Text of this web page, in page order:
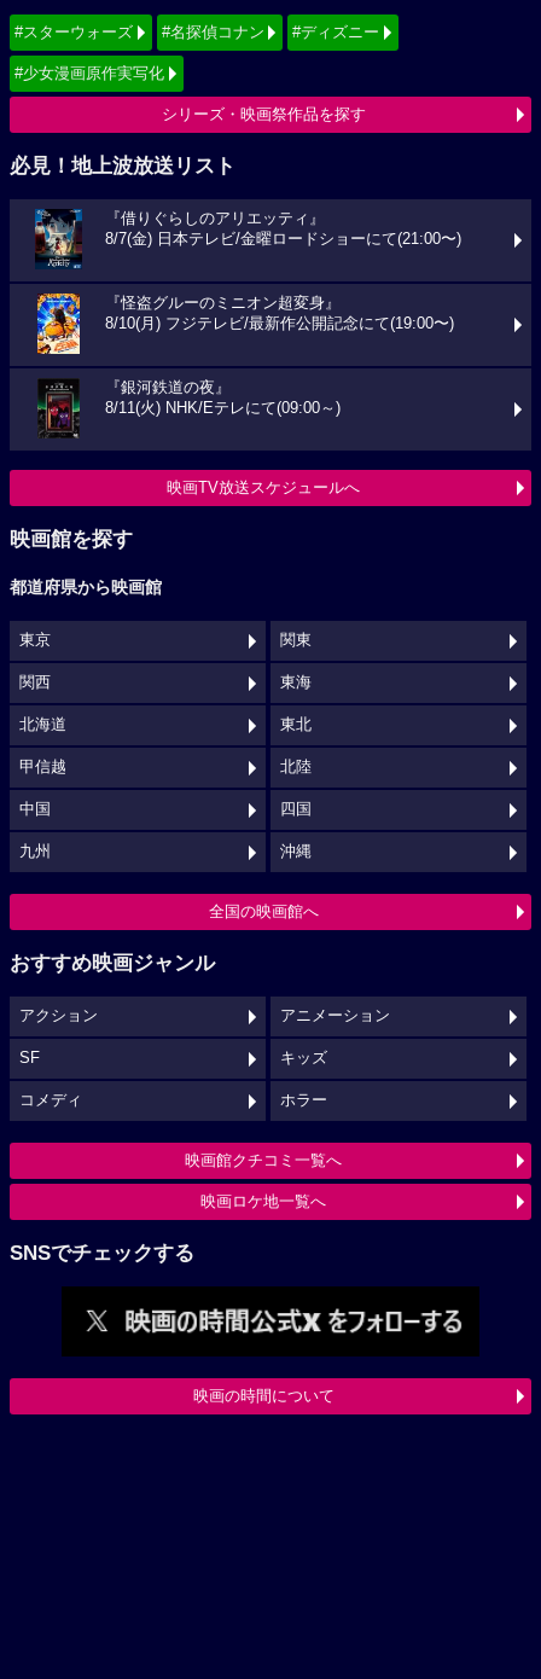
#スターウォーズ #名探偵コナン #ディズニー
#少女漫画原作実写化
シリーズ・映画祭作品を探す
必見！地上波放送リスト
『借りぐらしのアリエッティ』
8/7(金) 日本テレビ/金曜ロードショーにて(21:00〜)
『怪盗グルーのミニオン超変身』
8/10(月) フジテレビ/最新作公開記念にて(19:00〜)
『銀河鉄道の夜』
8/11(火) NHK/Eテレにて(09:00～)
映画TV放送スケジュールへ
映画館を探す
都道府県から映画館
東京 関東
関西 東海
北海道 東北
甲信越 北陸
中国 四国
九州 沖縄
全国の映画館へ
おすすめ映画ジャンル
アクション アニメーション
SF キッズ
コメディ ホラー
映画館クチコミ一覧へ
映画ロケ地一覧へ
SNSでチェックする
映画の時間について